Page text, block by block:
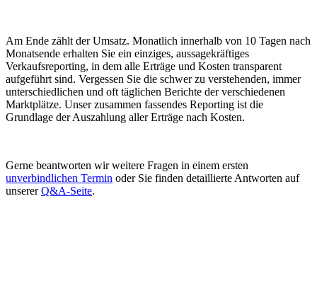
Am Ende zählt der Umsatz. Monatlich innerhalb von 10 Tagen nach
Monatsende erhalten Sie ein einziges, aussagekräftiges
Verkaufsreporting, in dem alle Erträge und Kosten transparent
aufgeführt sind. Vergessen Sie die schwer zu verstehenden, immer
unterschiedlichen und oft täglichen Berichte der verschiedenen
Marktplätze. Unser zusammen fassendes Reporting ist die
Grundlage der Auszahlung aller Erträge nach Kosten.
Gerne beantworten wir weitere Fragen in einem ersten
unverbindlichen Termin oder Sie finden detaillierte Antworten auf
unsererQ&A-Seite.